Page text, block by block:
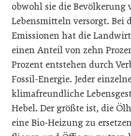
obwohl sie die Bevölkerung
Lebensmitteln versorgt. Bei
Emissionen hat die
einen Anteil von zehn
Prozent entstehen durch
Fossil-Energie. Jeder
klimafreundliche
Hebel. Der größte ist, die
eine Bio-Heizung zu